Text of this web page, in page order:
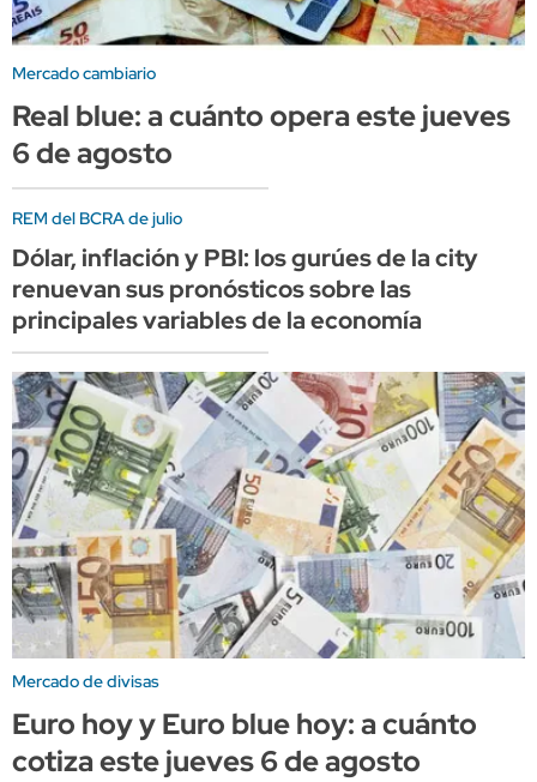
Mercado cambiario
Real blue: a cuánto opera este jueves
6 de agosto
REM del BCRA de julio
Dólar, inflación y PBI: los gurúes de la city
renuevan sus pronósticos sobre las
principales variables de la economía
Mercado de divisas
Euro hoy y Euro blue hoy: a cuánto
cotiza este jueves 6 de agosto